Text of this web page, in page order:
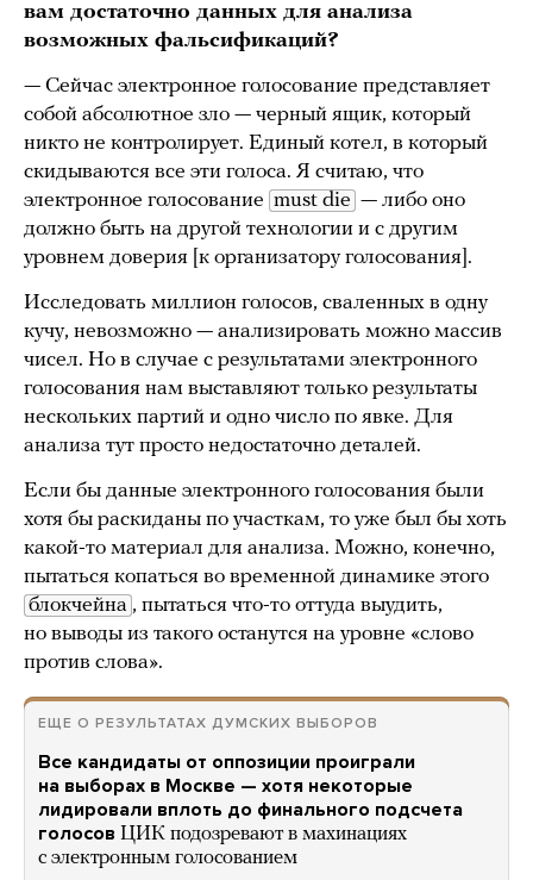
вам достаточно данных для анализа
возможных фальсификаций?
— Сейчас электронное голосование представляет
собой абсолютное зло — черный ящик, который
никто не контролирует. Единый котел, в который
скидываются все эти голоса. Я считаю, что
электронное голосование must die — либо оно
должно быть на другой технологии и с другим
уровнем доверия [к организатору голосования].
Исследовать миллион голосов, сваленных в одну
кучу, невозможно — анализировать можно массив
чисел. Но в случае с результатами электронного
голосования нам выставляют только результаты
нескольких партий и одно число по явке. Для
анализа тут просто недостаточно деталей.
Если бы данные электронного голосования были
хотя бы раскиданы по участкам, то уже был бы хоть
какой-то материал для анализа. Можно, конечно,
пытаться копаться во временной динамике этого
блокчейна , пытаться что-то оттуда выудить,
но выводы из такого останутся на уровне «слово
против слова».
ЕЩЕ О РЕЗУЛЬТАТАХ ДУМСКИХ ВЫБОРОВ
Все кандидаты от оппозиции проиграли
на выборах в Москве — хотя некоторые
лидировали вплоть до финального подсчета
голосов ЦИК подозревают в махинациях
с электронным голосованием